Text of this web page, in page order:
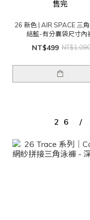
售完
26 新色 | AIR SPACE 三
結藍-有分囊袋尺寸內
NT$499
26 /